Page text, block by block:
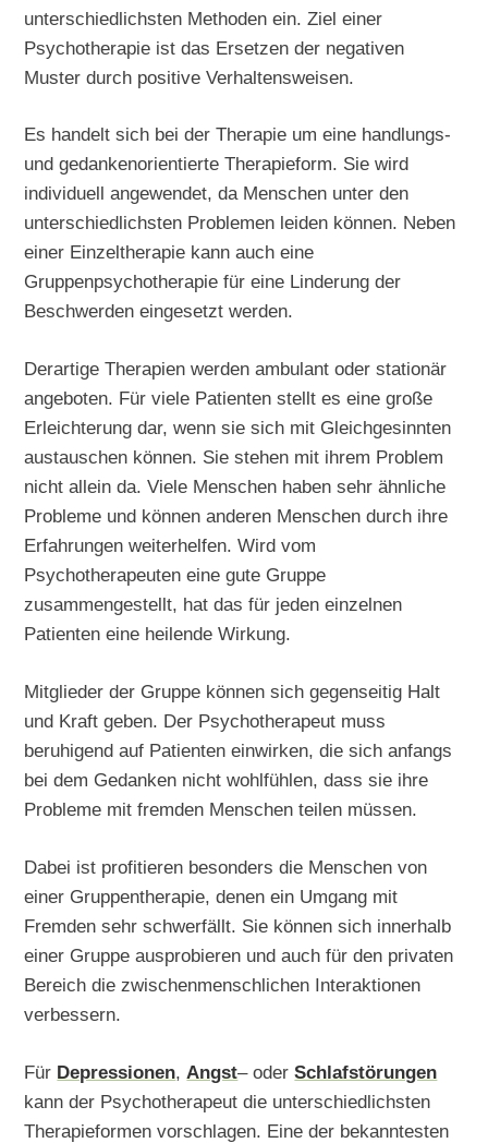
unterschiedlichsten Methoden ein. Ziel einer
Psychotherapie ist das Ersetzen der negativen
Muster durch positive Verhaltensweisen.
Es handelt sich bei der Therapie um eine handlungs-
und gedankenorientierte Therapieform. Sie wird
individuell angewendet, da Menschen unter den
unterschiedlichsten Problemen leiden können. Neben
einer Einzeltherapie kann auch eine
Gruppenpsychotherapie für eine Linderung der
Beschwerden eingesetzt werden.
Derartige Therapien werden ambulant oder stationär
angeboten. Für viele Patienten stellt es eine große
Erleichterung dar, wenn sie sich mit Gleichgesinnten
austauschen können. Sie stehen mit ihrem Problem
nicht allein da. Viele Menschen haben sehr ähnliche
Probleme und können anderen Menschen durch ihre
Erfahrungen weiterhelfen. Wird vom
Psychotherapeuten eine gute Gruppe
zusammengestellt, hat das für jeden einzelnen
Patienten eine heilende Wirkung.
Mitglieder der Gruppe können sich gegenseitig Halt
und Kraft geben. Der Psychotherapeut muss
beruhigend auf Patienten einwirken, die sich anfangs
bei dem Gedanken nicht wohlfühlen, dass sie ihre
Probleme mit fremden Menschen teilen müssen.
Dabei ist profitieren besonders die Menschen von
einer Gruppentherapie, denen ein Umgang mit
Fremden sehr schwerfällt. Sie können sich innerhalb
einer Gruppe ausprobieren und auch für den privaten
Bereich die zwischenmenschlichen Interaktionen
verbessern.
Für Depressionen, Angst– oderSchlafstörungen
kann der Psychotherapeut die unterschiedlichsten
Therapieformen vorschlagen. Eine der bekanntesten